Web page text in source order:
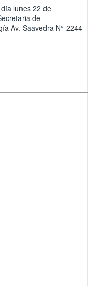
lunes 22 de
de
Av. Saavedra N° 2244